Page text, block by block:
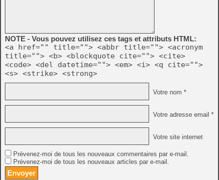
NOTE - Vous pouvez utilisez ces tags et attributs HTML:
<a href="" title=""> <abbr title=""> <acronym
title=""> <b> <blockquote cite=""> <cite>
<code> <del datetime=""> <em> <i> <q cite="">
<s> <strike> <strong>
Votre nom *
Votre adresse email *
Votre site internet
Prévenez-moi de tous les nouveaux commentaires par e-mail.
Prévenez-moi de tous les nouveaux articles par e-mail.